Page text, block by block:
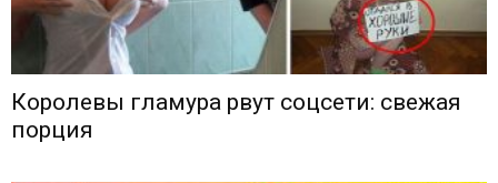
Королевы гламура рвут соцсети: свежая
порция